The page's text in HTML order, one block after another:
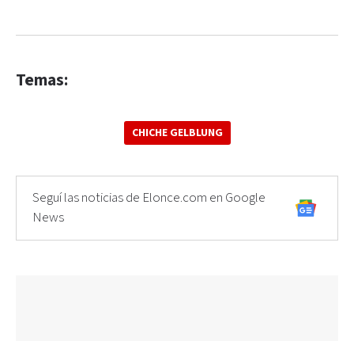
Temas:
CHICHE GELBLUNG
Seguí las noticias de Elonce.com en Google
News